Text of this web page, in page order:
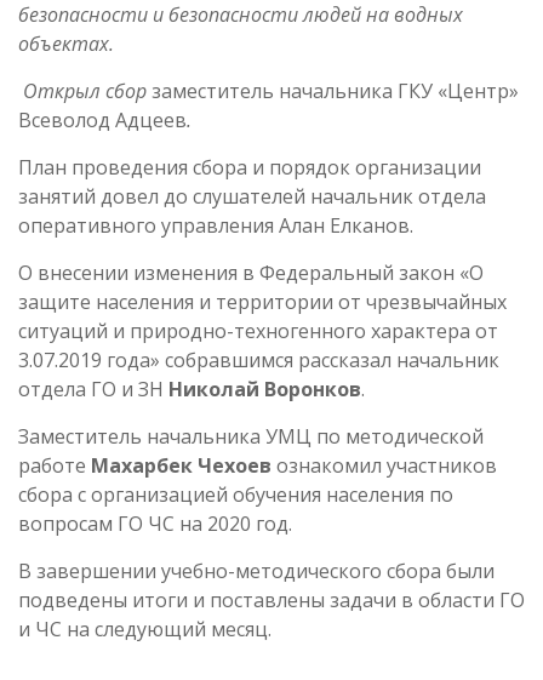
безопасности и безопасности людей на водных
объектах.
Открыл сборзаместитель начальника ГКУ «Центр»
Всеволод Адцеев.
План проведения сбора и порядок организации
занятий довел до слушателей начальник отдела
оперативного управления Алан Елканов.
О внесении изменения в Федеральный закон «О
защите населения и территории от чрезвычайных
ситуаций и природно-техногенного характера от
3.07.2019 года» собравшимся рассказал начальник
отдела ГО и ЗН Николай Воронков.
Заместитель начальника УМЦ по методической
работе Махарбек Чехоев ознакомил участников
сбора с организацией обучения населения по
вопросам ГО ЧС на 2020 год.
В завершении учебно-методического сбора были
подведены итоги и поставлены задачи в области ГО
и ЧС на следующий месяц.